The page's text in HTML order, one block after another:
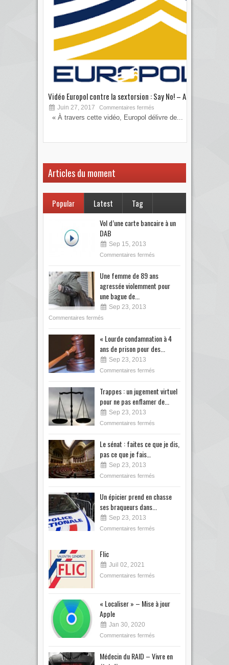
Vidéo Europol contre la sextorsion : Say No! – A...
Juin 27, 2017 Commentaires fermés
« À travers cette vidéo, Europol délivre de...
Articles du moment
Popular Latest Tag
Vol d’une carte bancaire à un
DAB
Sep 15, 2013
Commentaires fermés
Une femme de 89 ans
agressée violemment pour
une bague de...
Sep 23, 2013
Commentaires fermés
« Lourde condamnation à 4
ans de prison pour des...
Sep 23, 2013
Commentaires fermés
Trappes : un jugement virtuel
pour ne pas enflamer de...
Sep 23, 2013
Commentaires fermés
Le sénat : faites ce que je dis,
pas ce que je fais…
Sep 23, 2013
Commentaires fermés
Un épicier prend en chasse
ses braqueurs dans...
Sep 23, 2013
Commentaires fermés
Flic
Juil 02, 2021
Commentaires fermés
« Localiser » – Mise à jour
Apple
Jan 30, 2020
Commentaires fermés
Médecin du RAID – Vivre en